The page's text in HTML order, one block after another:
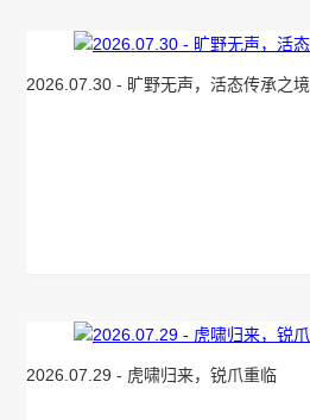
2026.07.30 - 旷野无声，活态传承之境
2026.07.29 - 虎啸归来，锐爪重临